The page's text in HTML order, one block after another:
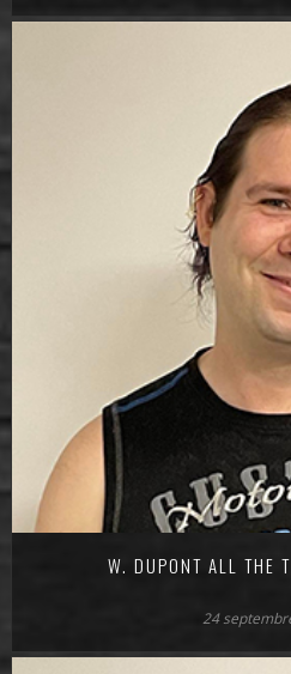
W. DUPONT ALL THE
24